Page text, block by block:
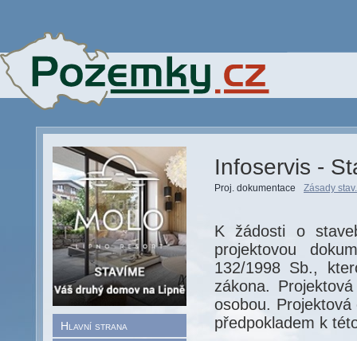
Hlavní strana
Infoservis -
Proj. dokumentace Zásady
K žádosti o
projektovou
132/1998 Sb.,
zákona.
osobou.
předpokladem k